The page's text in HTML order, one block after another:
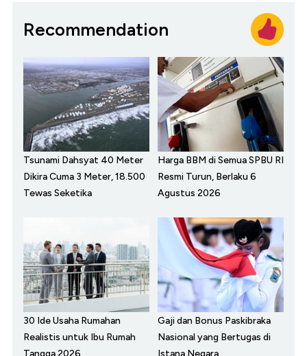
Recommendation
Tsunami Dahsyat 40 Meter
Dikira Cuma 3 Meter, 18.500
Tewas Seketika
Harga BBM di Semua SPBU RI
Resmi Turun, Berlaku 6
Agustus 2026
30 Ide Usaha Rumahan
Realistis untuk Ibu Rumah
Gaji dan Bonus Paskibraka
Nasional yang Bertugas di